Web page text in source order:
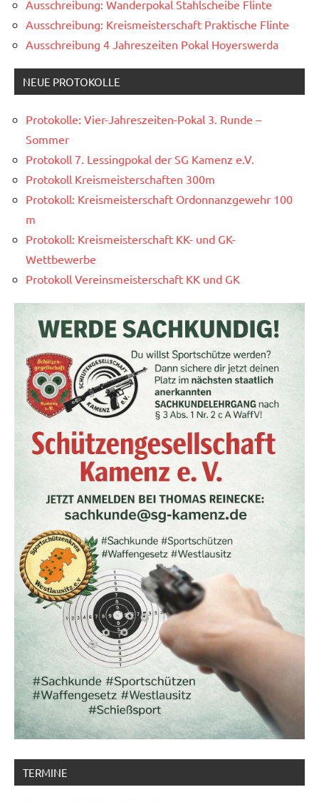
Ausschreibung: Wanderpokal Stahlscheibe Flinte
Ausschreibung: Kreismeisterschaft Praktische Flinte
Ausschreibung 4 Jahreszeiten Pokal Hoyerswerda
NEUE PROTOKOLLE
Protokolle: Vier-Jahreszeiten-Pokal 3. Runde –
Sommer
Protokoll 7. Lessingpokal der SG Kamenz e.V.
Protokoll Kreismeisterschaften 300m
Protokoll: Kreismeisterschaft Ordonnanzgewehr 100
m
Protokoll: Kreismeisterschaft KK- und GK-
Wettbewerbe
Protokoll Vereinsmeisterschaft KK und GK
TERMINE